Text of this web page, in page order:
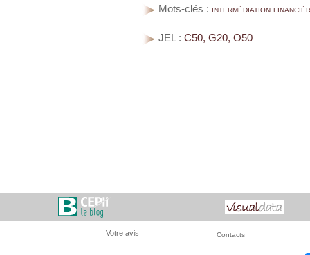
Mots-clés : intermédiation
JEL : C50, G20, O50
Votre avis Contacts